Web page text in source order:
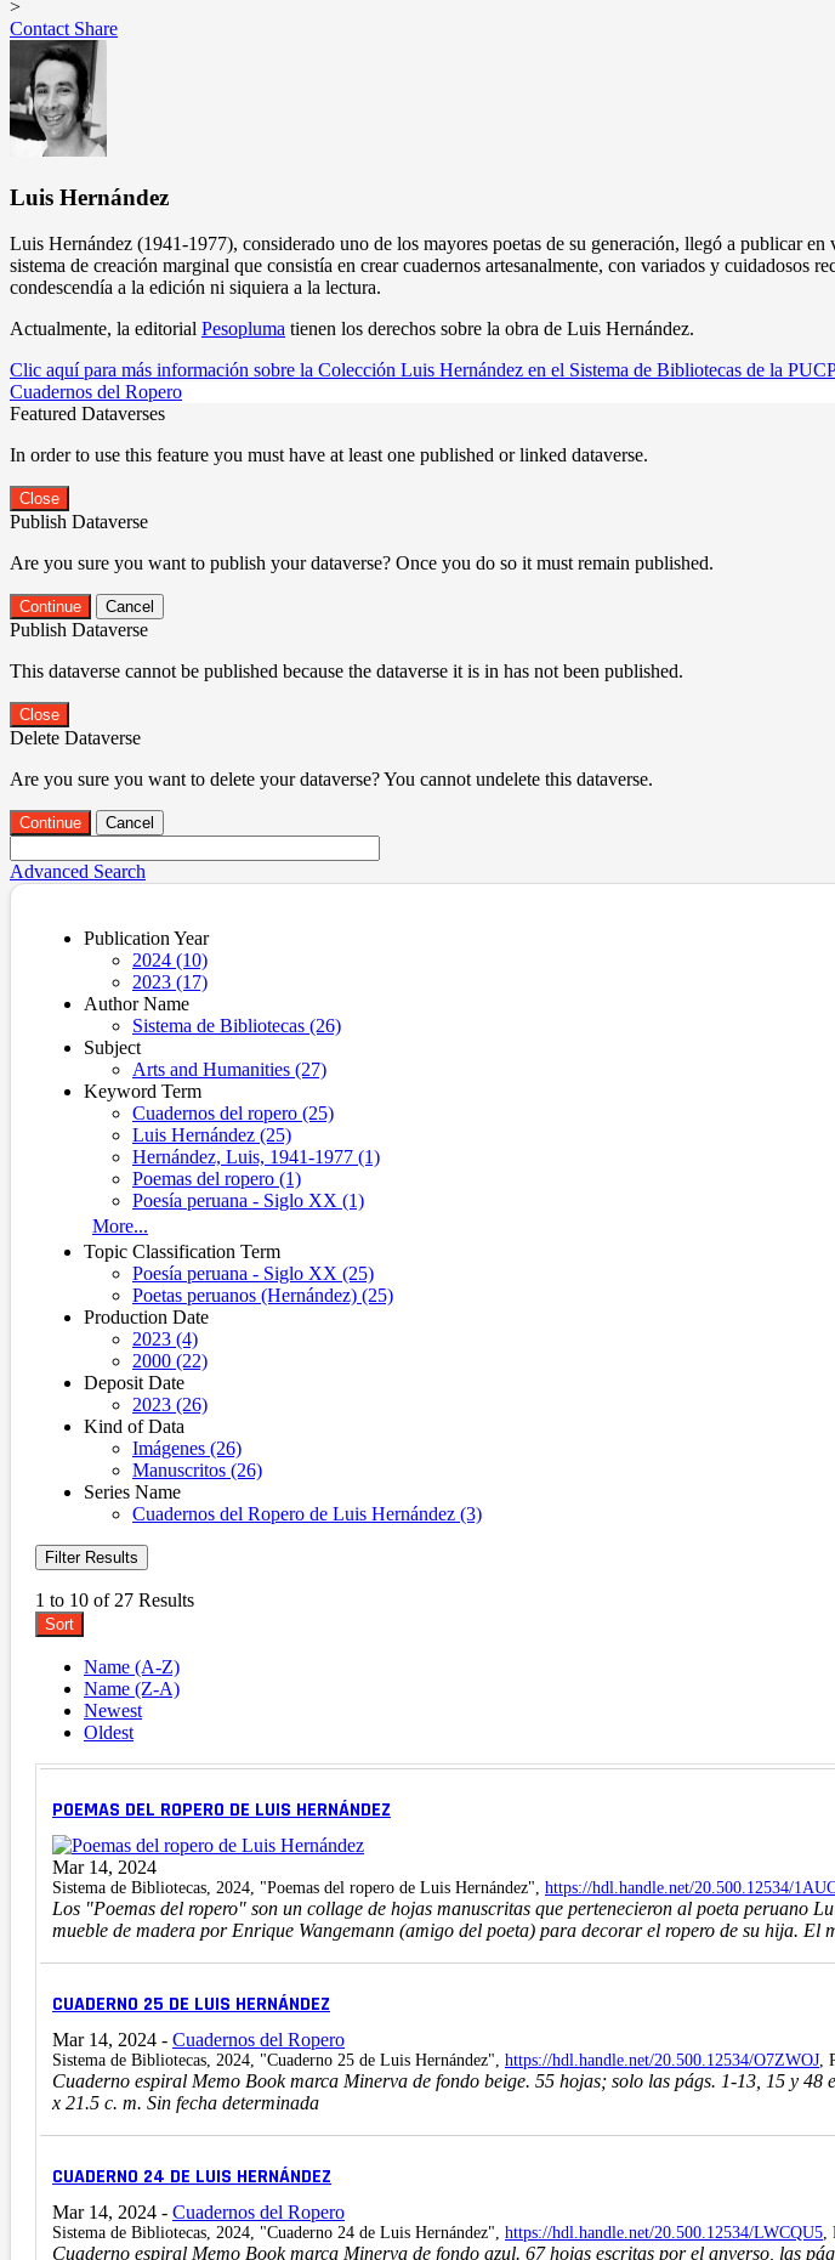
>
Contact Share
Luis Hernández
Luis Hernández (1941-1977), considerado uno de los mayores poetas de su generación, llegó a publicar
sistema de creación marginal que consistía en crear cuadernos artesanalmente, con variados y cuidadosos
condescendía a la edición ni siquiera a la lectura.
Actualmente, la editorial Pesopluma tienen los derechos sobre la obra de Luis Hernández.
Clic aquí para más información sobre la Colección Luis Hernández en el Sistema de Bibliotecas de la
Cuadernos del Ropero
Featured Dataverses
In order to use this feature you must have at least one published or linked dataverse.
Close
Publish Dataverse
Are you sure you want to publish your dataverse? Once you do so it must remain published.
Continue Cancel
Publish Dataverse
This dataverse cannot be published because the dataverse it is in has not been published.
Close
Delete Dataverse
Are you sure you want to delete your dataverse? You cannot undelete this dataverse.
Continue Cancel
Advanced Search
Publication Year
2024 (10)
2023 (17)
Author Name
Sistema de Bibliotecas (26)
Subject
Arts and Humanities (27)
Keyword Term
Cuadernos del ropero (25)
Luis Hernández (25)
Hernández, Luis, 1941-1977 (1)
Poemas del ropero (1)
Poesía peruana - Siglo XX (1)
More...
Topic Classification Term
Poesía peruana - Siglo XX (25)
Poetas peruanos (Hernández) (25)
Production Date
2023 (4)
2000 (22)
Deposit Date
2023 (26)
Kind of Data
Imágenes (26)
Manuscritos (26)
Series Name
Cuadernos del Ropero de Luis Hernández (3)
Filter Results
1 to 10 of 27 Results
Sort
Name (A-Z)
Name (Z-A)
Newest
Oldest
POEMAS DEL ROPERO DE LUIS HERNÁNDEZ
Mar 14, 2024
Sistema de Bibliotecas, 2024, "Poemas del ropero de Luis Hernández", https://hdl.handle.net/20.500.12534/
Los "Poemas del ropero" son un collage de hojas manuscritas que pertenecieron al poeta peruano
mueble de madera por Enrique Wangemann (amigo del poeta) para decorar el ropero de su hija. El
CUADERNO 25 DE LUIS HERNÁNDEZ
Mar 14, 2024 - Cuadernos del Ropero
Sistema de Bibliotecas, 2024, "Cuaderno 25 de Luis Hernández", https://hdl.handle.net/20.500.12534/O7ZWOJ,
Cuaderno espiral Memo Book marca Minerva de fondo beige. 55 hojas; solo las págs. 1-13, 15 y
x 21.5 c. m. Sin fecha determinada
CUADERNO 24 DE LUIS HERNÁNDEZ
Mar 14, 2024 - Cuadernos del Ropero
Sistema de Bibliotecas, 2024, "Cuaderno 24 de Luis Hernández", https://hdl.handle.net/20.500.12534/LWCQU5,
Cuaderno espiral Memo Book marca Minerva de fondo azul. 67 hojas escritas por el anverso, las